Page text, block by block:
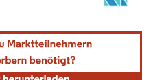
erfordert Namensnennung gemäß